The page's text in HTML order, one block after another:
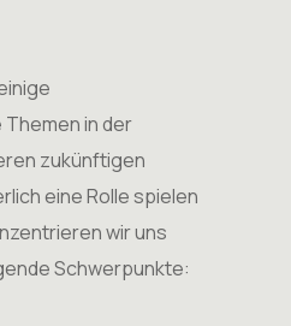
in der
zukünftigen
eine Rolle spielen
wir uns
Schwerpunkte: